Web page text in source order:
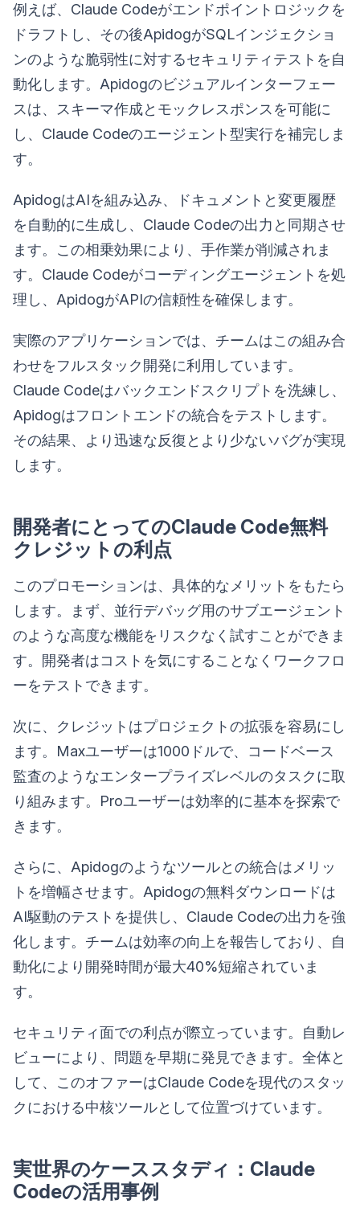
例えば、Claude Codeがエンドポイントロジックを
ドラフトし、その後ApidogがSQLインジェクショ
ンのような脆弱性に対するセキュリティテストを自
動化します。Apidogのビジュアルインターフェー
スは、スキーマ作成とモックレスポンスを可能に
し、Claude Codeのエージェント型実行を補完しま
す。
ApidogはAIを組み込み、ドキュメントと変更履歴
を自動的に生成し、Claude Codeの出力と同期させ
ます。この相乗効果により、手作業が削減されま
す。Claude Codeがコーディングエージェントを処
理し、ApidogがAPIの信頼性を確保します。
実際のアプリケーションでは、チームはこの組み合
わせをフルスタック開発に利用しています。
Claude Codeはバックエンドスクリプトを洗練し、
Apidogはフロントエンドの統合をテストします。
その結果、より迅速な反復とより少ないバグが実現
します。
開発者にとってのClaude Code無料
クレジットの利点
このプロモーションは、具体的なメリットをもたら
します。まず、並行デバッグ用のサブエージェント
のような高度な機能をリスクなく試すことができま
す。開発者はコストを気にすることなくワークフロ
ーをテストできます。
次に、クレジットはプロジェクトの拡張を容易にし
ます。Maxユーザーは1000ドルで、コードベース
監査のようなエンタープライズレベルのタスクに取
り組みます。Proユーザーは効率的に基本を探索で
きます。
さらに、Apidogのようなツールとの統合はメリッ
トを増幅させます。Apidogの無料ダウンロードは
AI駆動のテストを提供し、Claude Codeの出力を強
化します。チームは効率の向上を報告しており、自
動化により開発時間が最大40%短縮されていま
す。
セキュリティ面での利点が際立っています。自動レ
ビューにより、問題を早期に発見できます。全体と
して、このオファーはClaude Codeを現代のスタッ
クにおける中核ツールとして位置づけています。
実世界のケーススタディ：Claude
Codeの活用事例